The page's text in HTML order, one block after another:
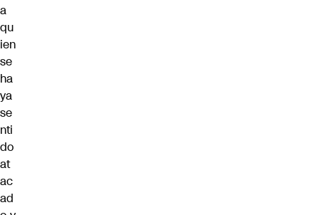
a
qu
ien
se
ha
ya
se
nti
do
at
ac
ad